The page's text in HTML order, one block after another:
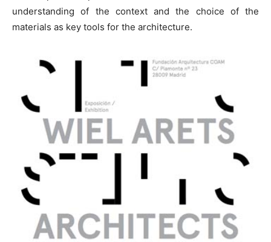
understanding of the context and the choice of the
materials as key tools for the architecture.